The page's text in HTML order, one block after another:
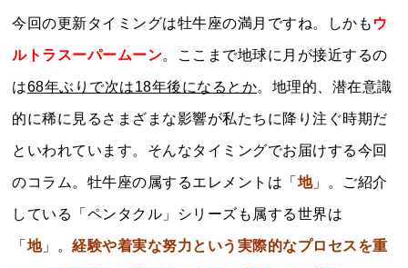
今回の更新タイミングは牡牛座の満月ですね。しかも ウ
ルトラスーパームーン。ここまで地球に月が接近するの
は68年ぶりで次は18年後になるとか。地理的、潜在意識
的に稀に見るさまざまな影響が私たちに降り注ぐ時期だ
といわれています。そんなタイミングでお届けする今回
のコラム。牡牛座の属するエレメントは「 地」。ご紹介
している「ペンタクル」シリーズも属する世界は
「 地」。経験や着実な努力という実際的なプロセスを重